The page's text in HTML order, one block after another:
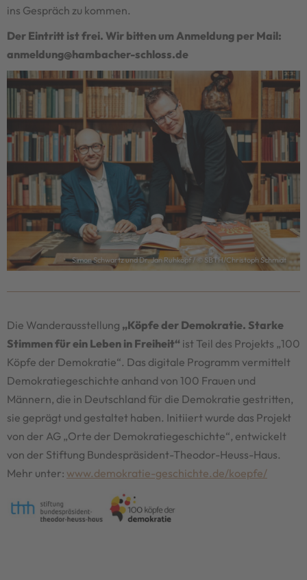
ins Gespräch zu kommen.
Der Eintritt ist frei. Wir bitten um Anmeldung per Mail:
anmeldung@hambacher-schloss.de
Simon Schwartz und Dr. Jan Ruhkopf / © SBTH/Christoph Schmidt
Die Wanderausstellung „Köpfe der Demokratie. Starke
Stimmen für ein Leben in Freiheit“ ist Teil des Projekts „100
Köpfe der Demokratie“. Das digitale Programm vermittelt
Demokratiegeschichte anhand von 100 Frauen und
Männern, die in Deutschland für die Demokratie gestritten,
sie geprägt und gestaltet haben. Initiiert wurde das Projekt
von der AG „Orte der Demokratiegeschichte“, entwickelt
von der Stiftung Bundespräsident-Theodor-Heuss-Haus.
Mehr unter: www.demokratie-geschichte.de/koepfe/